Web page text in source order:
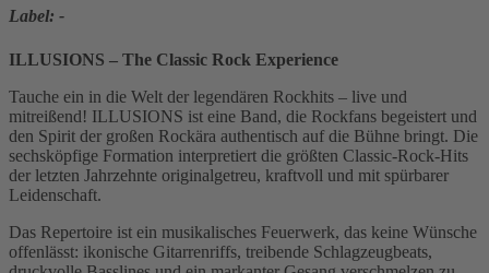
Label: -
ILLUSIONS – The Classic Rock Experience
Tauche ein in die Welt der legendären Rockhits – live und
mitreißend! ILLUSIONS ist eine Band, die Rockfans begeistert und
den Spirit der großen Rockära authentisch auf die Bühne bringt. Die
sechsköpfige Formation interpretiert die größten Classic-Rock-Hits
der letzten Jahrzehnte originalgetreu, kraftvoll und mit spürbarer
Leidenschaft.
Das Repertoire ist ein musikalisches Feuerwerk, das keine Wünsche
offenlässt: ikonische Gitarrenriffs, treibende Schlagzeugbeats,